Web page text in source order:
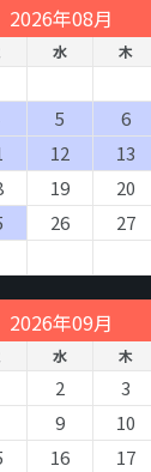
2026年08月
水 木
5 6
12 13
19 20
26 27
2026年09月
水 木
2 3
9 10
16 17